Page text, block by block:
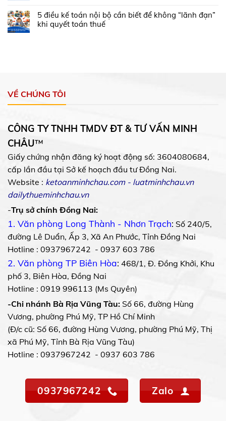
5 điều kế toán nội bộ cần biết để không “lãnh đạn”
khi quyết toán thuế
VỀ CHÚNG TÔI
CÔNG TY TNHH TMDV ĐT & TƯ VẤN MINH
CHÂU™
Giấy chứng nhận đăng ký hoạt động số: 3604080684,
cấp lần đầu tại Sở kế hoạch đầu tư Đồng Nai.
Website : ketoanminhchau.com- luatminhchau.vn
dailythueminhchau.vn
-Trụ sở chính Đồng Nai:
1. Văn phòng Long Thành - Nhơn Trạch: Số 240/5,
đường Lê Duẩn, Ấp 3, Xã An Phước, Tỉnh Đồng Nai
Hotline : 0937967242 - 0937 603 786
2. Văn phòng TP Biên Hòa: 468/1, Đ. Đồng Khởi, Khu
phố 3, Biên Hòa, Đồng Nai
Hotline : 0919 996113 (Ms Quyên)
-Chi nhánh Bà Rịa Vũng Tàu: Số 66, đường Hùng
Vương, phường Phú Mỹ, TP Hồ Chí Minh
(Đ/c cũ: Số 66, đường Hùng Vương, phường Phú Mỹ, Thị
xã Phú Mỹ, Tỉnh Bà Rịa Vũng Tàu)
Hotline : 0937967242 - 0937 603 786
0937967242 Zalo